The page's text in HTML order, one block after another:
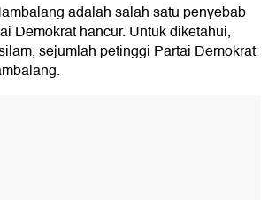
adalah salah satu penyebab
Demokrat hancur. Untuk diketahui,
sejumlah petinggi Partai Demokrat